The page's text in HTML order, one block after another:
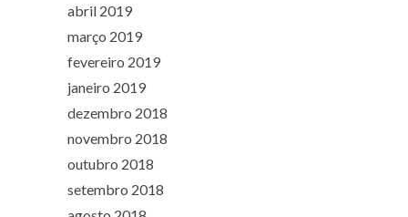
abril 2019
março 2019
fevereiro 2019
janeiro 2019
dezembro 2018
novembro 2018
outubro 2018
setembro 2018